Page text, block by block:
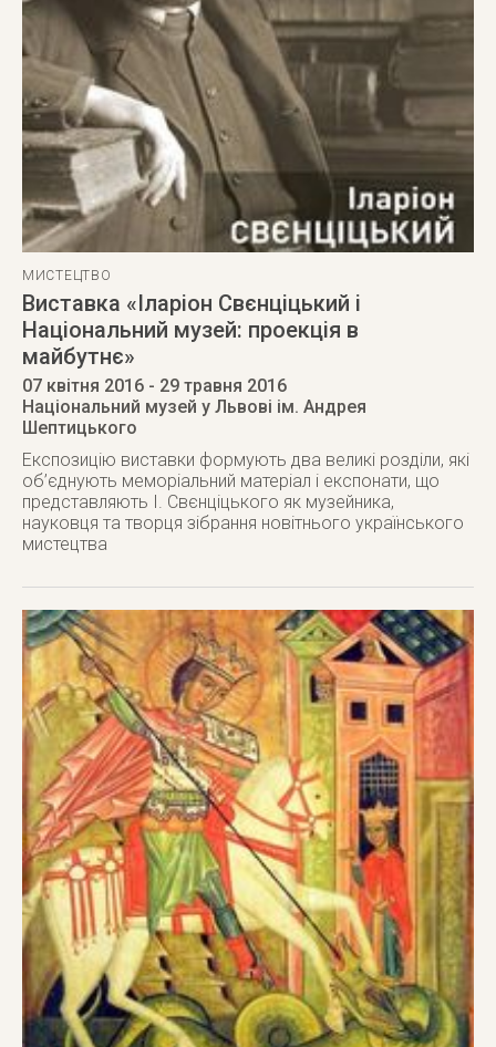
МИСТЕЦТВО
Виставка «Іларіон Свєнціцький і
Національний музей: проекція в
майбутнє»
07 квітня 2016 - 29 травня 2016
Національний музей у Львові ім. Андрея
Шептицького
Експозицію виставки формують два великі розділи, які
об’єднують меморіальний матеріал і експонати, що
представляють І. Свєнціцького як музейника,
науковця та творця зібрання новітнього українського
мистецтва